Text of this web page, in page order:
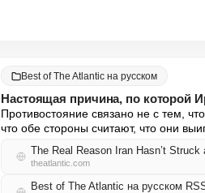
Best of The Atlantic на русском
Настоящая причина, по которой
Противостояние связано не с тем,
что обе стороны считают, что они
The Real Reason Iran Hasn’t Struck
theatlantic.com
Best of The Atlantic на русском